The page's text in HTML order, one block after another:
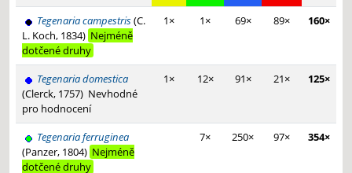
Tegenaria campestris(C.
L. Koch, 1834) Nejméně
dotčené druhy
1× 1× 69× 89× 160×
Tegenaria domestica
(Clerck, 1757) Nevhodné
pro hodnocení
1× 12× 91× 21× 125×
Tegenaria ferruginea
(Panzer, 1804) Nejméně
dotčené druhy
7× 250× 97× 354×